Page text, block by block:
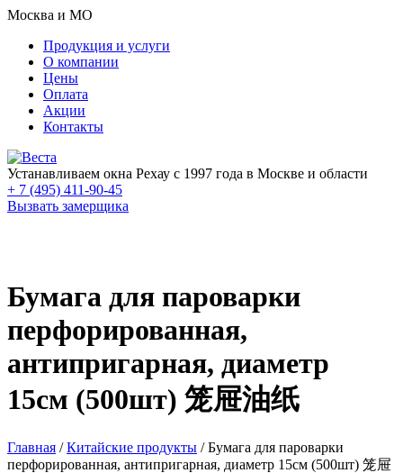
Москва и МО
Продукция и услуги
О компании
Цены
Оплата
Акции
Контакты
Устанавливаем окна Рехау с 1997 года в Москве и области
+ 7 (495) 411-90-45
Вызвать замерщика
Бумага для пароварки
перфорированная,
антипригарная, диаметр
15см (500шт) 笼屉油纸
Главная /Китайские продукты /Бумага для пароварки
перфорированная, антипригарная, диаметр 15см (500шт) 笼屉